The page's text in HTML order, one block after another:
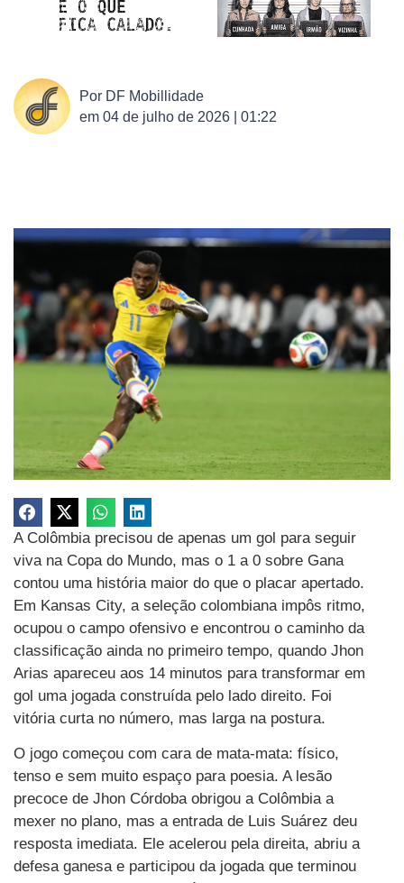
Por DF Mobillidade
em 04 de julho de 2026 | 01:22
A Colômbia precisou de apenas um gol para seguir
viva na Copa do Mundo, mas o 1 a 0 sobre Gana
contou uma história maior do que o placar apertado.
Em Kansas City, a seleção colombiana impôs ritmo,
ocupou o campo ofensivo e encontrou o caminho da
classificação ainda no primeiro tempo, quando Jhon
Arias apareceu aos 14 minutos para transformar em
gol uma jogada construída pelo lado direito. Foi
vitória curta no número, mas larga na postura.
O jogo começou com cara de mata-mata: físico,
tenso e sem muito espaço para poesia. A lesão
precoce de Jhon Córdoba obrigou a Colômbia a
mexer no plano, mas a entrada de Luis Suárez deu
resposta imediata. Ele acelerou pela direita, abriu a
defesa ganesa e participou da jogada que terminou